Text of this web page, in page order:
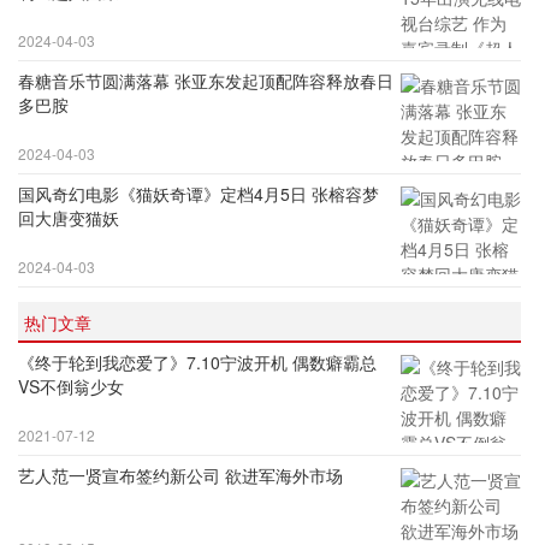
2024-04-03
春糖音乐节圆满落幕 张亚东发起顶配阵容释放春日
多巴胺
2024-04-03
国风奇幻电影《猫妖奇谭》定档4月5日 张榕容梦
回大唐变猫妖
2024-04-03
热门文章
《终于轮到我恋爱了》7.10宁波开机 偶数癖霸总
VS不倒翁少女
2021-07-12
艺人范一贤宣布签约新公司 欲进军海外市场